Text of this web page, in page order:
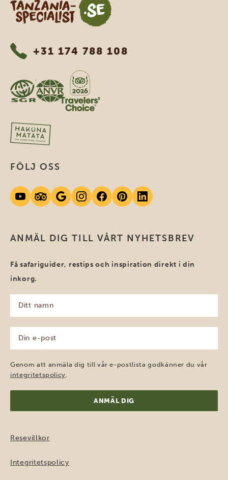
+31 174 788 108
ANMÄL DIG TILL VÅRT NYHETSBREV
Få safariguider, restips och inspiration direkt i din
inkorg.
namn
(Obligatoriskt)
post
(Obligatoriskt)
Genom att anmäla dig till vår e-postlista godkänner du vår
integritetspolicy.
FÖLJ OSS
Resevillkor
Integritetspolicy